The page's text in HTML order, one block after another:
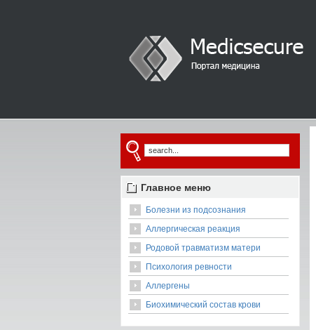
Главное меню
Болезни из подсознания
Аллергическая реакция
Родовой травматизм матери
Психология ревности
Аллергены
Биохимический состав крови